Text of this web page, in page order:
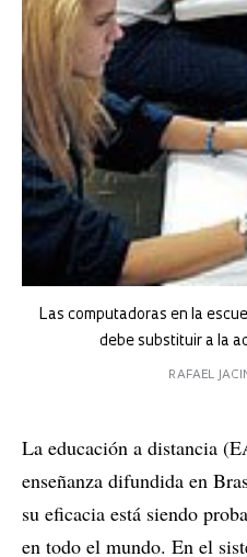
Las computadoras en la
debe substituir a la
RAFAEL
La educación a distancia
enseñanza difundida en
su eficacia está siendo
en todo el mundo. En el